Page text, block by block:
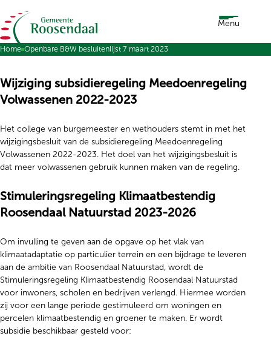
Ga naar de inhoud Menu
Home Openbare B&W besluitenlijst 7 maart 2023
Wijziging subsidieregeling Meedoenregeling
Volwassenen 2022-2023
Het college van burgemeester en wethouders stemt in met het
wijzigingsbesluit van de subsidieregeling Meedoenregeling
Volwassenen 2022-2023. Het doel van het wijzigingsbesluit is
dat meer volwassenen gebruik kunnen maken van de regeling.
Stimuleringsregeling Klimaatbestendig
Roosendaal Natuurstad 2023-2026
Om invulling te geven aan de opgave op het vlak van
klimaatadaptatie op particulier terrein en een bijdrage te leveren
aan de ambitie van Roosendaal Natuurstad, wordt de
Stimuleringsregeling Klimaatbestendig Roosendaal Natuurstad
voor inwoners, scholen en bedrijven verlengd. Hiermee worden
zij voor een lange periode gestimuleerd om woningen en
percelen klimaatbestendig en groener te maken. Er wordt
subsidie beschikbaar gesteld voor: